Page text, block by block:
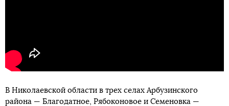
В Николаевской области в трех селах Арбузинского
района — Благодатное, Рябоконовое и Семеновка —